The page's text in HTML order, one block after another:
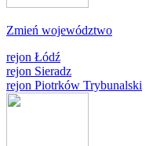
Zmień województwo
rejon Łódź
rejon Sieradz
rejon Piotrków Trybunalski